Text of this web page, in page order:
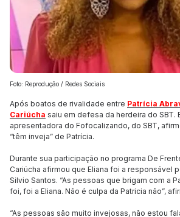
Foto: Reprodução / Redes Sociais
Após boatos de rivalidade entre Patrícia
Cariúcha saiu em defesa da herdeira do SBT.
apresentadora do Fofocalizando, do SBT,
“têm inveja” de Patrícia.
Durante sua participação no programa De
Cariúcha afirmou que Eliana foi a responsável
Silvio Santos. “As pessoas que brigam com a
foi, foi a Eliana. Não é culpa da Patricia não”,
“As pessoas são muito invejosas, não estou